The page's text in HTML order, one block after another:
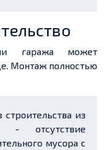
гаража может
Монтаж полностью
из
- отсутствие
мусора с